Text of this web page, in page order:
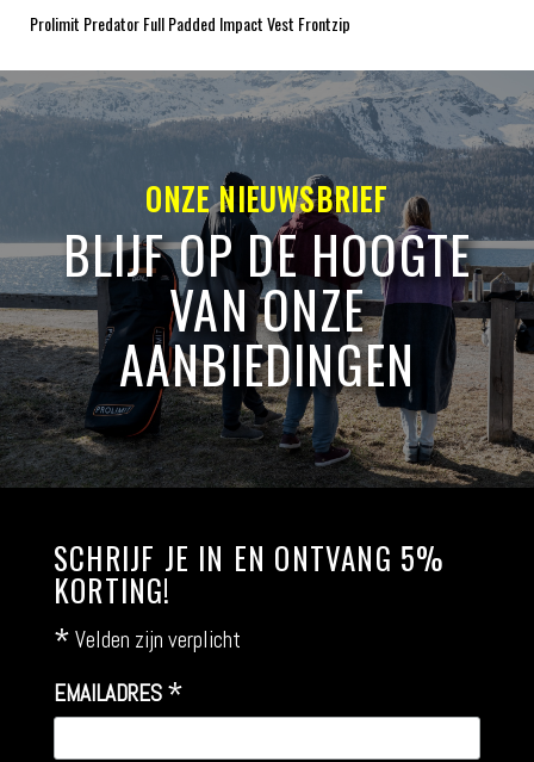
Prolimit Predator Full Padded Impact Vest Frontzip
ONZE NIEUWSBRIEF
BLIJF OP DE HOOGTE
VAN ONZE
AANBIEDINGEN
SCHRIJF JE IN EN ONTVANG 5%
KORTING!
* Velden zijn verplicht
EMAILADRES *